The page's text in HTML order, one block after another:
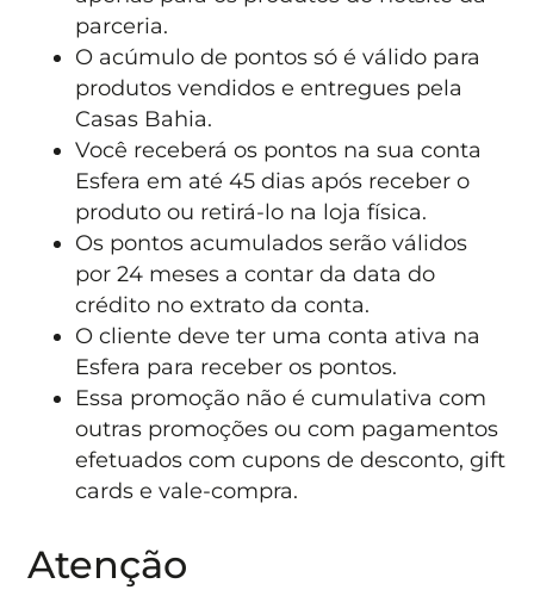
parceria.
O acúmulo de pontos só é válido para
produtos vendidos e entregues pela
Casas Bahia.
Você receberá os pontos na sua conta
Esfera em até 45 dias após receber o
produto ou retirá-lo na loja física.
Os pontos acumulados serão válidos
por 24 meses a contar da data do
crédito no extrato da conta.
O cliente deve ter uma conta ativa na
Esfera para receber os pontos.
Essa promoção não é cumulativa com
outras promoções ou com pagamentos
efetuados com cupons de desconto, gift
cards e vale-compra.
Atenção